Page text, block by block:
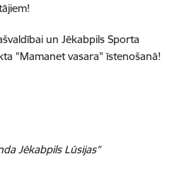
un Jēkabpils Sporta
"Mamanet vasara" īstenošanā!
Jēkabpils Lūsijas”